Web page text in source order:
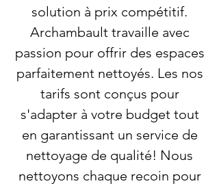
solution à prix compétitif.
Archambault travaille avec
passion pour offrir des espaces
parfaitement nettoyés. Les nos
tarifs sont conçus pour
s'adapter à votre budget tout
en garantissant un service de
nettoyage de qualité! Nous
nettoyons chaque recoin pour